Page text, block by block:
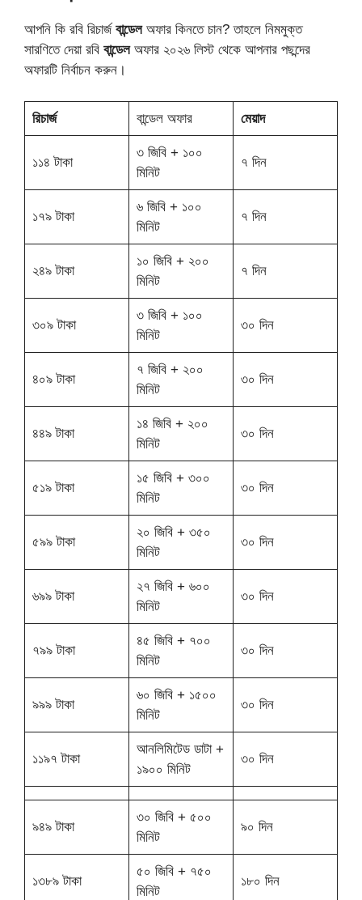
আপনি কি রবি রিচার্জ বান্ডেলঅফার কিনতে চান? তাহলে নিমমুক্ত
সারণিতে দেয়া রবি বান্ডেলঅফার ২০২৬ লিস্ট থেকে আপনার পছন্দের
অফারটি নির্বাচন করুন।
রিচার্জ বান্ডেল অফার মেয়াদ
১১৪ টাকা
৩ জিবি + ১০০
মিনিট
৭ দিন
১৭৯ টাকা
৬ জিবি + ১০০
মিনিট
৭ দিন
২৪৯ টাকা
১০ জিবি + ২০০
মিনিট
৭ দিন
৩০৯ টাকা
৩ জিবি + ১০০
মিনিট
৩০ দিন
৪০৯ টাকা
৭ জিবি + ২০০
মিনিট
৩০ দিন
৪৪৯ টাকা
১৪ জিবি + ২০০
মিনিট
৩০ দিন
৫১৯ টাকা
১৫ জিবি + ৩০০
মিনিট
৩০ দিন
৫৯৯ টাকা
২০ জিবি + ৩৫০
মিনিট
৩০ দিন
৬৯৯ টাকা
২৭ জিবি + ৬০০
মিনিট
৩০ দিন
৭৯৯ টাকা
৪৫ জিবি + ৭০০
মিনিট
৩০ দিন
৯৯৯ টাকা
৬০ জিবি + ১৫০০
মিনিট
৩০ দিন
১১৯৭ টাকা
আনলিমিটেড ডাটা +
১৯০০ মিনিট
৩০ দিন
৯৪৯ টাকা
৩০ জিবি + ৫০০
মিনিট
৯০ দিন
১৩৮৯ টাকা
৫০ জিবি + ৭৫০
মিনিট
১৮০ দিন